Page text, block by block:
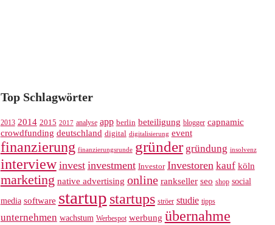
Top Schlagwörter
2013 2014 2015 2017 analyse app berlin beteiligung blogger capnamic
crowdfunding deutschland digital digitalisierung event
finanzierung finanzierungsrunde gründer gründung insolvenz
interview invest investment Investor Investoren kauf köln
marketing native advertising online rankseller seo shop social
media software startup startups ströer studie tipps
unternehmen wachstum Werbespot werbung übernahme